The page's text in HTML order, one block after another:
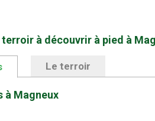
à découvrir à pied à
Le terroir
à Magneux